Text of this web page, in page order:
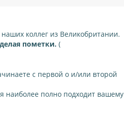
коллег из Великобритании.
пометки. (
с первой о и/или второй
наиболее полно подходит вашему